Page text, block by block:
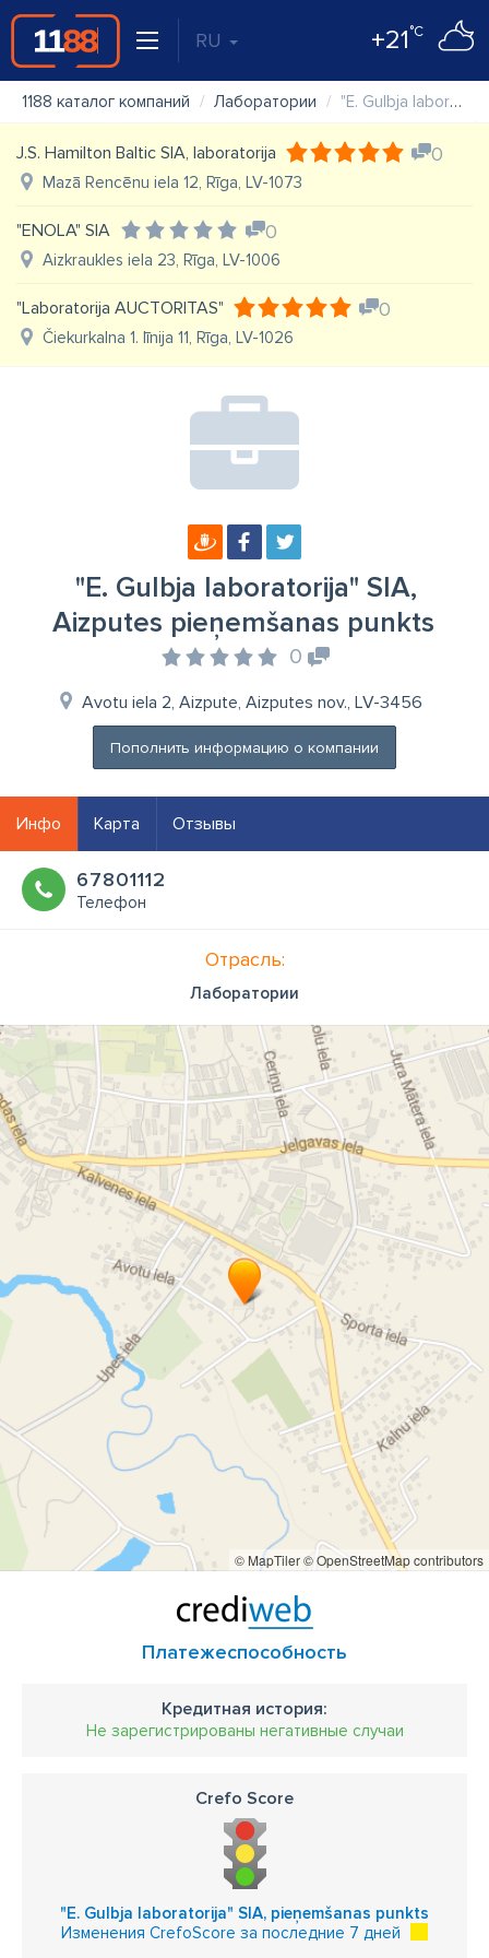
RU +21°C
1188 каталог компаний Лаборатории "E. Gulbja laboratorija" SIA, Aizputes pieņemšanas punkts
J.S. Hamilton Baltic SIA, laboratorija 0
Mazā Rencēnu iela 12, Rīga, LV-1073
"ENOLA" SIA 0
Aizkraukles iela 23, Rīga, LV-1006
"Laboratorija AUCTORITAS" 0
Čiekurkalna 1. līnija 11, Rīga, LV-1026
"E. Gulbja laboratorija" SIA,
Aizputes pieņemšanas punkts
0
Avotu iela 2, Aizpute, Aizputes nov., LV-3456
Пополнить информацию о компании
Инфо Карта Отзывы
67801112
Телефон
Отрасль:
Лаборатории
© MapTiler© OpenStreetMap contributors
Платежеспособность
Кредитная история:
Не зарегистрированы негативные случаи
Crefo Score
"E. Gulbja laboratorija" SIA, pieņemšanas punkts
Изменения CrefoScore за последние 7 дней